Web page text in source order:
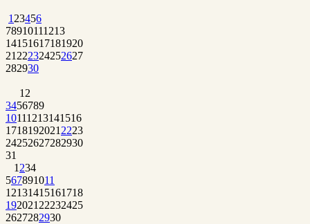
1 23456
78910111213
14151617181920
21 222324252627
282930
1 2
3456789
10111213141516
1718192021 2223
24252627282930
31
1 234
567891011
12131415161718
192021 22232425
2627282930